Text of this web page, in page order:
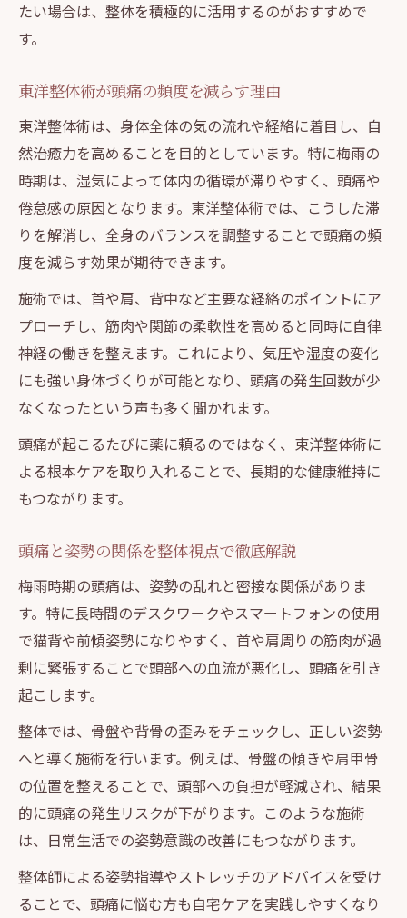
たい場合は、整体を積極的に活用するのがおすすめで
す。
東洋整体術が頭痛の頻度を減らす理由
東洋整体術は、身体全体の気の流れや経絡に着目し、自
然治癒力を高めることを目的としています。特に梅雨の
時期は、湿気によって体内の循環が滞りやすく、頭痛や
倦怠感の原因となります。東洋整体術では、こうした滞
りを解消し、全身のバランスを調整することで頭痛の頻
度を減らす効果が期待できます。
施術では、首や肩、背中など主要な経絡のポイントにア
プローチし、筋肉や関節の柔軟性を高めると同時に自律
神経の働きを整えます。これにより、気圧や湿度の変化
にも強い身体づくりが可能となり、頭痛の発生回数が少
なくなったという声も多く聞かれます。
頭痛が起こるたびに薬に頼るのではなく、東洋整体術に
よる根本ケアを取り入れることで、長期的な健康維持に
もつながります。
頭痛と姿勢の関係を整体視点で徹底解説
梅雨時期の頭痛は、姿勢の乱れと密接な関係がありま
す。特に長時間のデスクワークやスマートフォンの使用
で猫背や前傾姿勢になりやすく、首や肩周りの筋肉が過
剰に緊張することで頭部への血流が悪化し、頭痛を引き
起こします。
整体では、骨盤や背骨の歪みをチェックし、正しい姿勢
へと導く施術を行います。例えば、骨盤の傾きや肩甲骨
の位置を整えることで、頭部への負担が軽減され、結果
的に頭痛の発生リスクが下がります。このような施術
は、日常生活での姿勢意識の改善にもつながります。
整体師による姿勢指導やストレッチのアドバイスを受け
ることで、頭痛に悩む方も自宅ケアを実践しやすくなり